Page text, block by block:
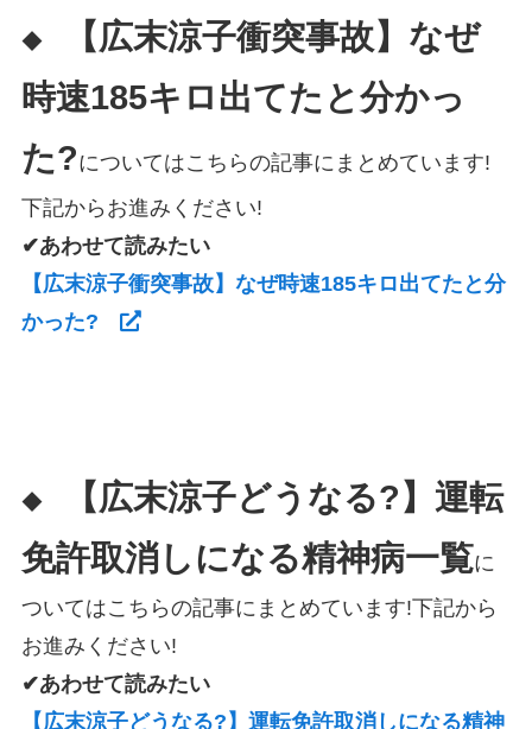
◆
【広末涼子衝突事故】なぜ
時速185キロ出てたと分かっ
た?についてはこちらの記事にまとめています!
下記からお進みください!
✔あわせて読みたい
【広末涼子衝突事故】なぜ時速185キロ出てたと分
かった?
◆
【広末涼子どうなる?】運転
免許取消しになる精神病一覧に
ついてはこちらの記事にまとめています!下記から
お進みください!
✔あわせて読みたい
【広末涼子どうなる?】運転免許取消しになる精神